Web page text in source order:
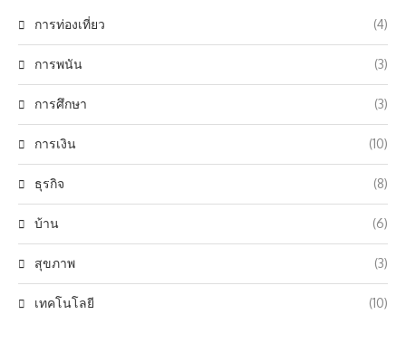
การท่องเที่ยว (4)
การพนัน (3)
การศึกษา (3)
การเงิน (10)
ธุรกิจ (8)
บ้าน (6)
สุขภาพ (3)
เทคโนโลยี (10)